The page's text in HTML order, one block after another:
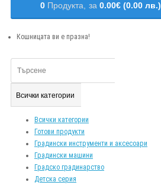
0 Продукта, за 0.00€ (0.00 лв.)
Кошницата ви е празна!
Всички категории
Всички категории
Готови продукти
Градински инструменти и аксесоари
Градински машини
Градско градинарство
Детска серия